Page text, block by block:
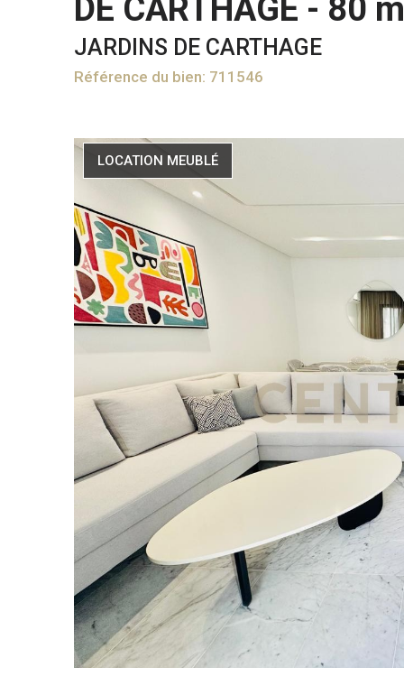
DE CARTHAGE - 80
JARDINS DE CARTHAGE
Référence du bien: 711546
LOCATION MEUBLÉ